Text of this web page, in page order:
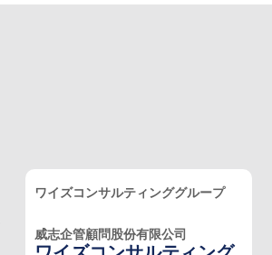
ワイズコンサルティンググループ
威志企管顧問股份有限公司